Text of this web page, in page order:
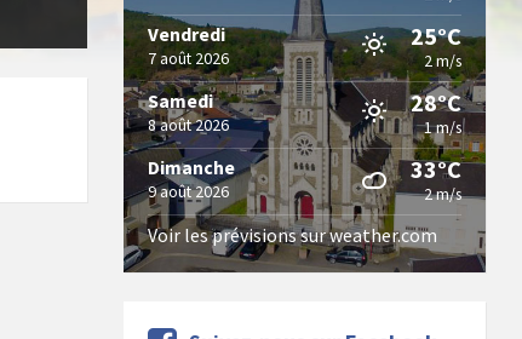
Vendredi
7 août 2026
25°C
2 m/s
Samedi
8 août 2026
28°C
1 m/s
Dimanche
9 août 2026
33°C
2 m/s
Voir les prévisions sur weather.com